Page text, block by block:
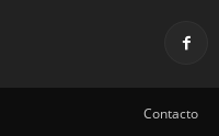
Contacto